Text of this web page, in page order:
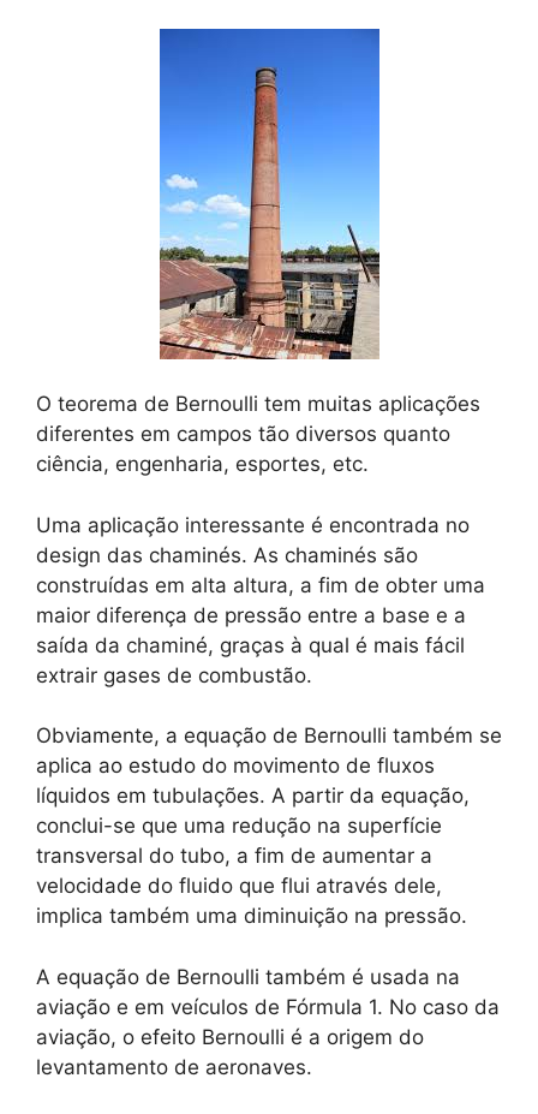
O teorema de Bernoulli tem muitas aplicações
diferentes em campos tão diversos quanto
ciência, engenharia, esportes, etc.
Uma aplicação interessante é encontrada no
design das chaminés. As chaminés são
construídas em alta altura, a fim de obter uma
maior diferença de pressão entre a base e a
saída da chaminé, graças à qual é mais fácil
extrair gases de combustão.
Obviamente, a equação de Bernoulli também se
aplica ao estudo do movimento de fluxos
líquidos em tubulações. A partir da equação,
conclui-se que uma redução na superfície
transversal do tubo, a fim de aumentar a
velocidade do fluido que flui através dele,
implica também uma diminuição na pressão.
A equação de Bernoulli também é usada na
aviação e em veículos de Fórmula 1. No caso da
aviação, o efeito Bernoulli é a origem do
levantamento de aeronaves.